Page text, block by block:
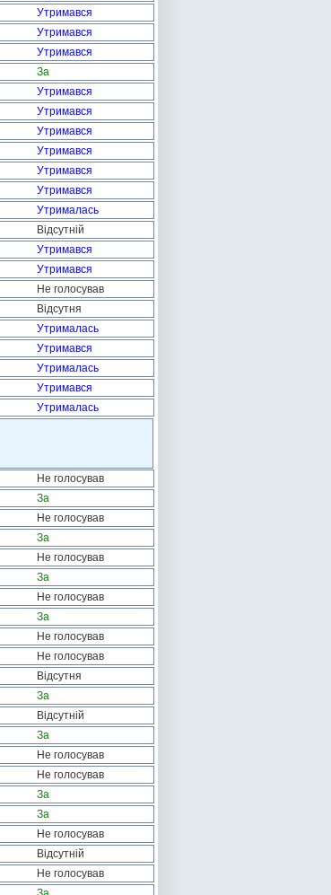
Утримався
Утримався
Утримався
За
Утримався
Утримався
Утримався
Утримався
Утримався
Утримався
Утрималась
Відсутній
Утримався
Утримався
Не голосував
Відсутня
Утрималась
Утримався
Утрималась
Утримався
Утрималась
Не голосував
За
Не голосував
За
Не голосував
За
Не голосував
За
Не голосував
Не голосував
Відсутня
За
Відсутній
За
Не голосував
Не голосував
За
За
Не голосував
Відсутній
Не голосував